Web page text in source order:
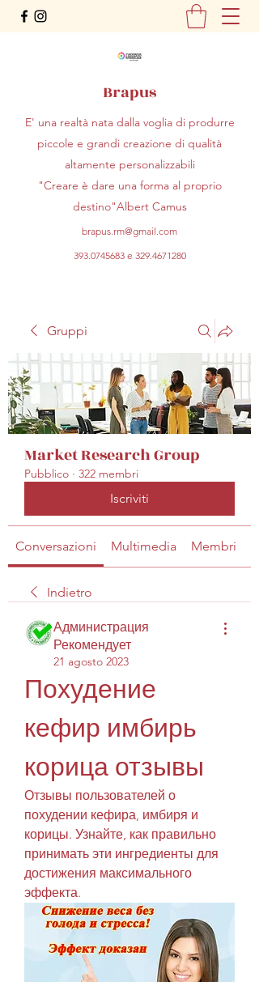
Brapus
E' una realtà nata dalla voglia di produrre
piccole e grandi creazione di qualità
altamente personalizzabili
"Creare è dare una forma al proprio
destino"Albert Camus
brapus.rm@gmail.com
393.0745683e 329.4671280
Gruppi
Market Research Group
Pubblico · 322 membri
Iscriviti
Conversazioni Multimedia Membri
Indietro
Администрация
Рекомендует
21 agosto 2023
Похудение
кефир имбирь
корица отзывы
Отзывы пользователей о
похудении кефира, имбиря и
корицы. Узнайте, как правильно
принимать эти ингредиенты для
достижения максимального
эффекта.